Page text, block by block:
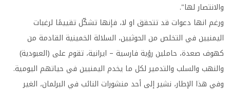
والانتصار لها".
ورغم انها دعوات قد تتحقق او لا، فإنها تشكّل تقييمًا لرغبات
اليمنيين في التخلص من الحوثيين، السلالة الخمينية القادمة من
كهوف صعدة، حاملين رؤية فارسية – ايرانية، تقوم على (العبودية)
والنهب والسلب والتدمير لكل ما يخدم اليمنيين في حياتهم اليومية.
وفي هذا الإطار، نشير إلى أحد منشورات النائب في البرلمان، الغير